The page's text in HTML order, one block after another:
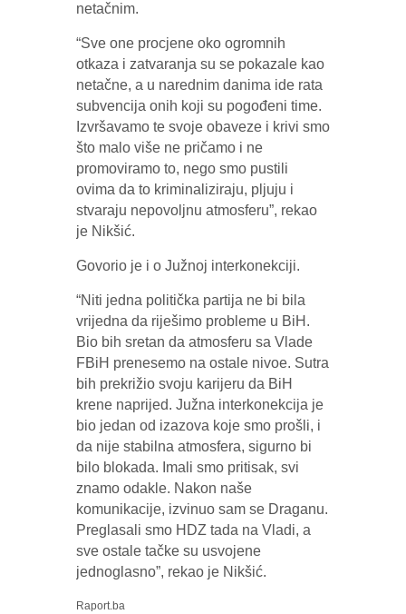
netačnim.
“Sve one procjene oko ogromnih
otkaza i zatvaranja su se pokazale kao
netačne, a u narednim danima ide rata
subvencija onih koji su pogođeni time.
Izvršavamo te svoje obaveze i krivi smo
što malo više ne pričamo i ne
promoviramo to, nego smo pustili
ovima da to kriminaliziraju, pljuju i
stvaraju nepovoljnu atmosferu”, rekao
je Nikšić.
Govorio je i o Južnoj interkonekciji.
“Niti jedna politička partija ne bi bila
vrijedna da riješimo probleme u BiH.
Bio bih sretan da atmosferu sa Vlade
FBiH prenesemo na ostale nivoe. Sutra
bih prekrižio svoju karijeru da BiH
krene naprijed. Južna interkonekcija je
bio jedan od izazova koje smo prošli, i
da nije stabilna atmosfera, sigurno bi
bilo blokada. Imali smo pritisak, svi
znamo odakle. Nakon naše
komunikacije, izvinuo sam se Draganu.
Preglasali smo HDZ tada na Vladi, a
sve ostale tačke su usvojene
jednoglasno”, rekao je Nikšić.
Raport.ba